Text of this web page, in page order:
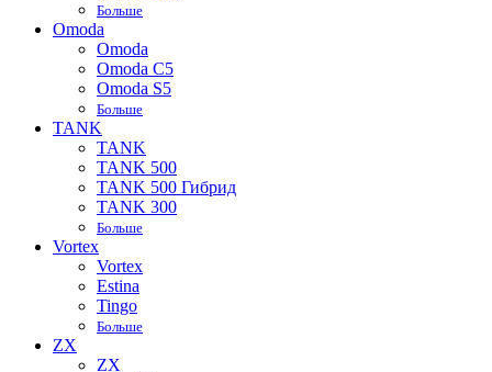
Больше
Omoda
Omoda
Omoda C5
Omoda S5
Больше
TANK
TANK
TANK 500
TANK 500 Гибрид
TANK 300
Больше
Vortex
Vortex
Estina
Tingo
Больше
ZX
ZX